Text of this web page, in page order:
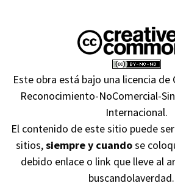
Este obra está bajo una licencia de
Reconocimiento-NoComercial-
Internacional.
El contenido de este sitio puede
sitios,siempre y cuandose
debido enlace o link que lleve al